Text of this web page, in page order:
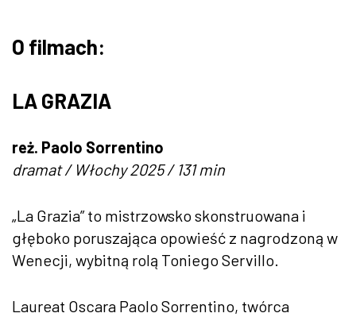
O filmach:
LA GRAZIA
reż. Paolo Sorrentino
dramat / Włochy 2025 / 131 min
„La Grazia” to mistrzowsko skonstruowana i
głęboko poruszająca opowieść z nagrodzoną w
Wenecji, wybitną rolą Toniego Servillo.
Laureat Oscara Paolo Sorrentino, twórca